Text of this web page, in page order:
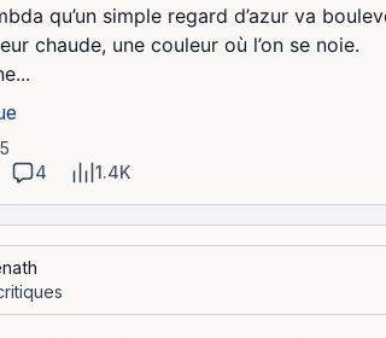
qu’un simple regard d’azur va
chaude, une couleur où l’on se noie.
4 1.4K